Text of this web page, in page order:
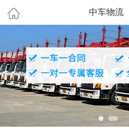
中车物流